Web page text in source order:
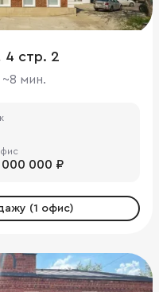
4 стр. 2
~8 мин.
000 000 ₽
(1 офис)